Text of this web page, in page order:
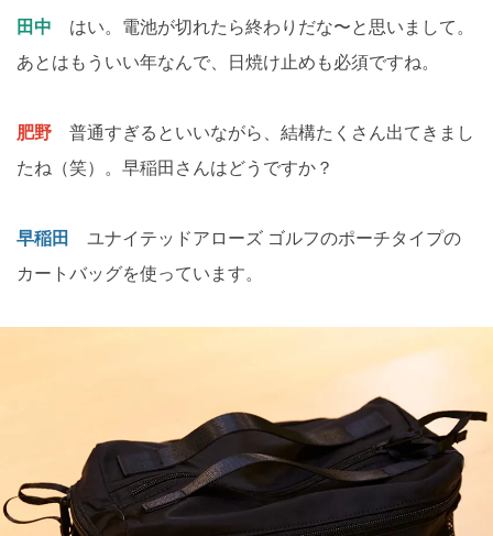
田中
はい。電池が切れたら終わりだな〜と思いまして。
あとはもういい年なんで、日焼け止めも必須ですね。
肥野
普通すぎるといいながら、結構たくさん出てきまし
たね（笑）。早稲田さんはどうですか？
早稲田
ユナイテッドアローズ ゴルフのポーチタイプの
カートバッグを使っています。